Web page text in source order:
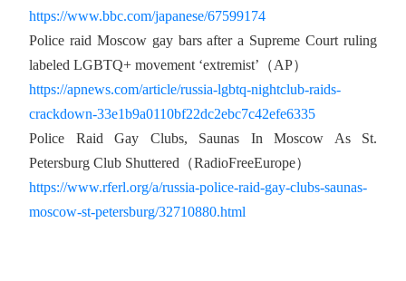
https://www.bbc.com/japanese/67599174
Police raid Moscow gay bars after a Supreme Court ruling
labeled LGBTQ+ movement ‘extremist’（AP）
https://apnews.com/article/russia-lgbtq-nightclub-raids-
crackdown-33e1b9a0110bf22dc2ebc7c42efe6335
Police Raid Gay Clubs, Saunas In Moscow As St.
Petersburg Club Shuttered（RadioFreeEurope）
https://www.rferl.org/a/russia-police-raid-gay-clubs-saunas-
moscow-st-petersburg/32710880.html